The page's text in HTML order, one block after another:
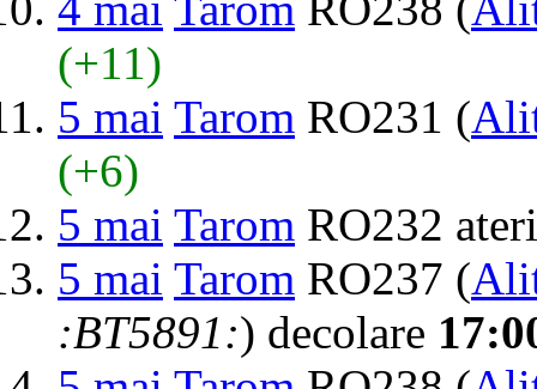
(+11)
5 mai Tarom RO231 (
(+6)
5 mai Tarom RO232
5 mai Tarom RO237 (
:BT5891:) decolare